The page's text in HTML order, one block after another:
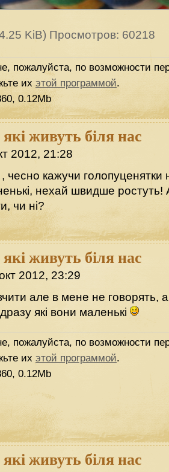
KiB) Просмотров: 60218
пожалуйста, по возможности
их этой программой.
0.12Mb
живуть біля нас
2012, 21:28
, чесно кажучи голопуценятки
нехай швидше
чи ні?
живуть біля нас
2012, 23:29
але в мене не говорять,
які вони маленькі
пожалуйста, по возможности
их этой программой.
0.12Mb
живуть біля нас